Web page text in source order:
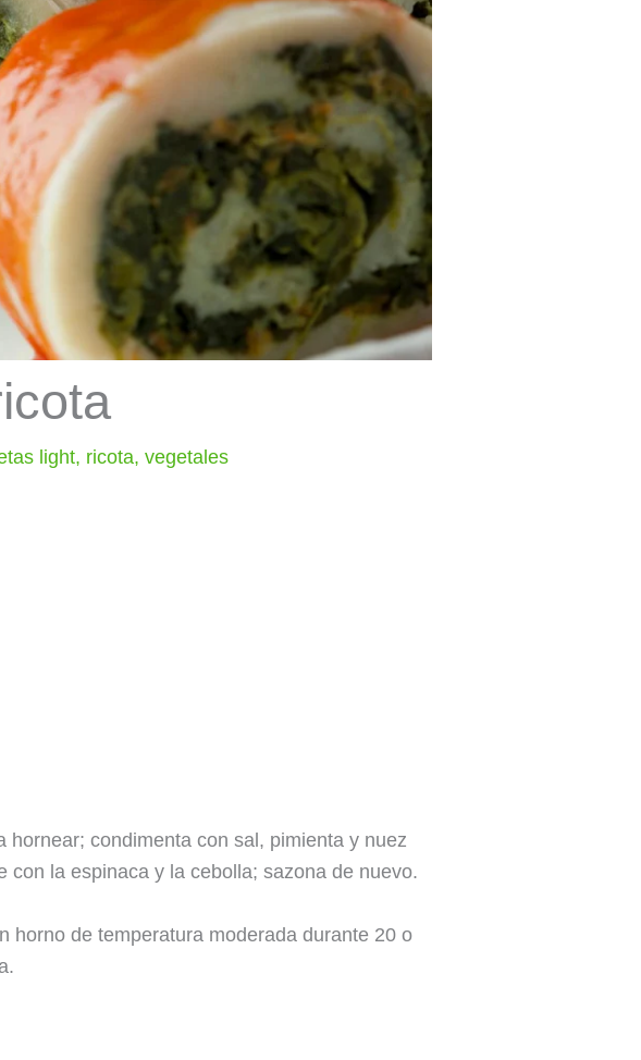
light, ricota,vegetales
condimenta con sal, pimienta y nuez
la espinaca y la cebolla; sazona de nuevo.
horno de temperatura moderada durante 20 o